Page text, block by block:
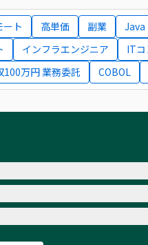
ート 高単価 副業
Java
インフラエンジニア
IT
100万円 業務委託 COBOL